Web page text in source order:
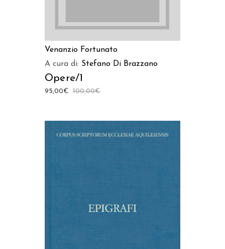
Venanzio Fortunato
A cura di: Stefano Di Brazzano
Opere/1
100,00€
95,00€